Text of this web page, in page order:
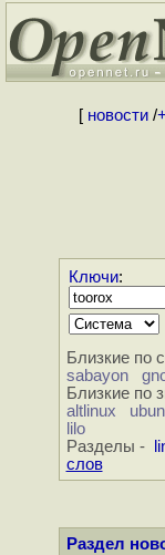
[ новости/
Ключи:
Близкие по
sabayon
Близкие по
altlinux
lilo
Разделы -
слов
Раздел